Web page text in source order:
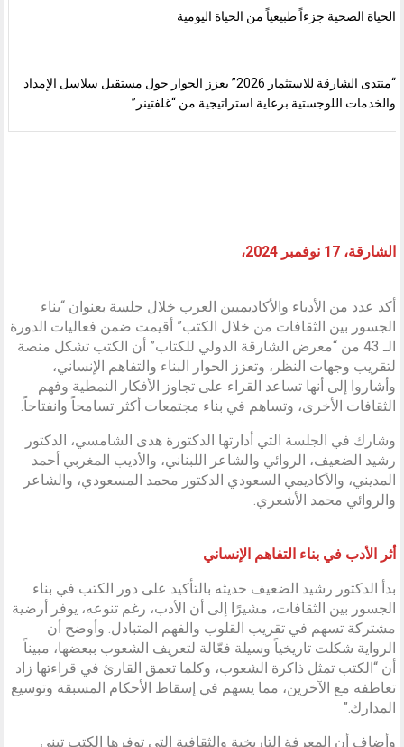
الحياة الصحية جزءاً طبيعياً من الحياة اليومية
“منتدى الشارقة للاستثمار 2026” يعزز الحوار حول مستقبل سلاسل الإمداد
والخدمات اللوجستية برعاية استراتيجية من “غلفتينر”
الشارقة، 17 نوفمبر 2024،
أكد عدد من الأدباء والأكاديميين العرب خلال جلسة بعنوان “بناء
الجسور بين الثقافات من خلال الكتب” أقيمت ضمن فعاليات الدورة
الـ 43 من “معرض الشارقة الدولي للكتاب” أن الكتب تشكل منصة
لتقريب وجهات النظر، وتعزز الحوار البناء والتفاهم الإنساني،
وأشاروا إلى أنها تساعد القراء على تجاوز الأفكار النمطية وفهم
الثقافات الأخرى، وتساهم في بناء مجتمعات أكثر تسامحاً وانفتاحاً.
وشارك في الجلسة التي أدارتها الدكتورة هدى الشامسي، الدكتور
رشيد الضعيف، الروائي والشاعر اللبناني، والأديب المغربي أحمد
المديني، والأكاديمي السعودي الدكتور محمد المسعودي، والشاعر
والروائي محمد الأشعري.
أثر الأدب في بناء التفاهم الإنساني
بدأ الدكتور رشيد الضعيف حديثه بالتأكيد على دور الكتب في بناء
الجسور بين الثقافات، مشيرًا إلى أن الأدب، رغم تنوعه، يوفر أرضية
مشتركة تسهم في تقريب القلوب والفهم المتبادل. وأوضح أن
الرواية شكلت تاريخياً وسيلة فعّالة لتعريف الشعوب ببعضها، مبيناً
أن “الكتب تمثل ذاكرة الشعوب، وكلما تعمق القارئ في قراءتها زاد
تعاطفه مع الآخرين، مما يسهم في إسقاط الأحكام المسبقة وتوسيع
المدارك.”
وأضاف أن المعرفة التاريخية والثقافية التي توفرها الكتب تبني